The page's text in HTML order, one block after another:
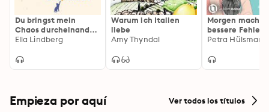
Du bringst mein
Chaos durcheinander
(Ungekürzte Lesung)
Ella Lindberg
Warum ich Italien
liebe
Amy Thyndal
Morgen mach
bessere Fehler
(Gekürzt)
Petra Hülsmann
Empieza por aquí Ver todos los títulos